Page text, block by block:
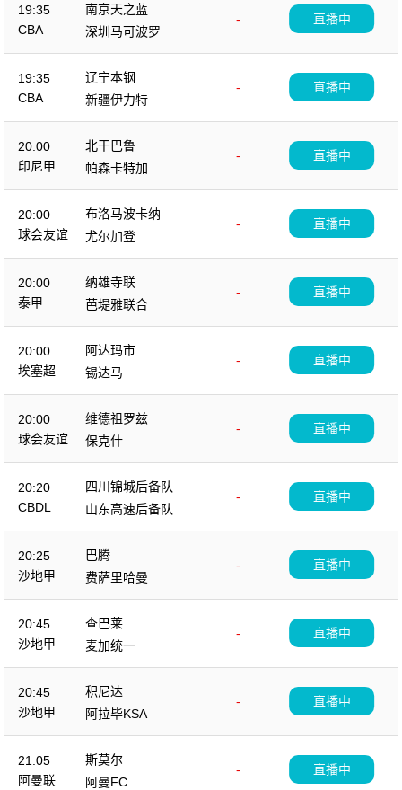
19:35
CBA
南京天之蓝
-
深圳马可波罗
直播中
19:35
CBA
辽宁本钢
-
新疆伊力特
直播中
20:00
印尼甲
北干巴鲁
-
帕森卡特加
直播中
20:00
球会友谊
布洛马波卡纳
-
尤尔加登
直播中
20:00
泰甲
纳雄寺联
-
芭堤雅联合
直播中
20:00
埃塞超
阿达玛市
-
锡达马
直播中
20:00
球会友谊
维德祖罗兹
-
保克什
直播中
20:20
CBDL
四川锦城后备队
-
山东高速后备队
直播中
20:25
沙地甲
巴腾
-
费萨里哈曼
直播中
20:45
沙地甲
查巴莱
-
麦加统一
直播中
20:45
沙地甲
积尼达
-
阿拉毕KSA
直播中
21:05
阿曼联
斯莫尔
-
阿曼FC
直播中